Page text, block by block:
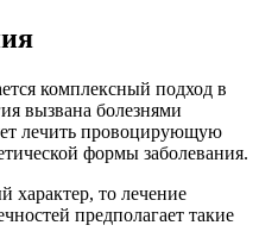
комплексный подход в
вызвана болезнями
лечить провоцирующую
формы заболевания.
характер, то лечение
предполагает такие